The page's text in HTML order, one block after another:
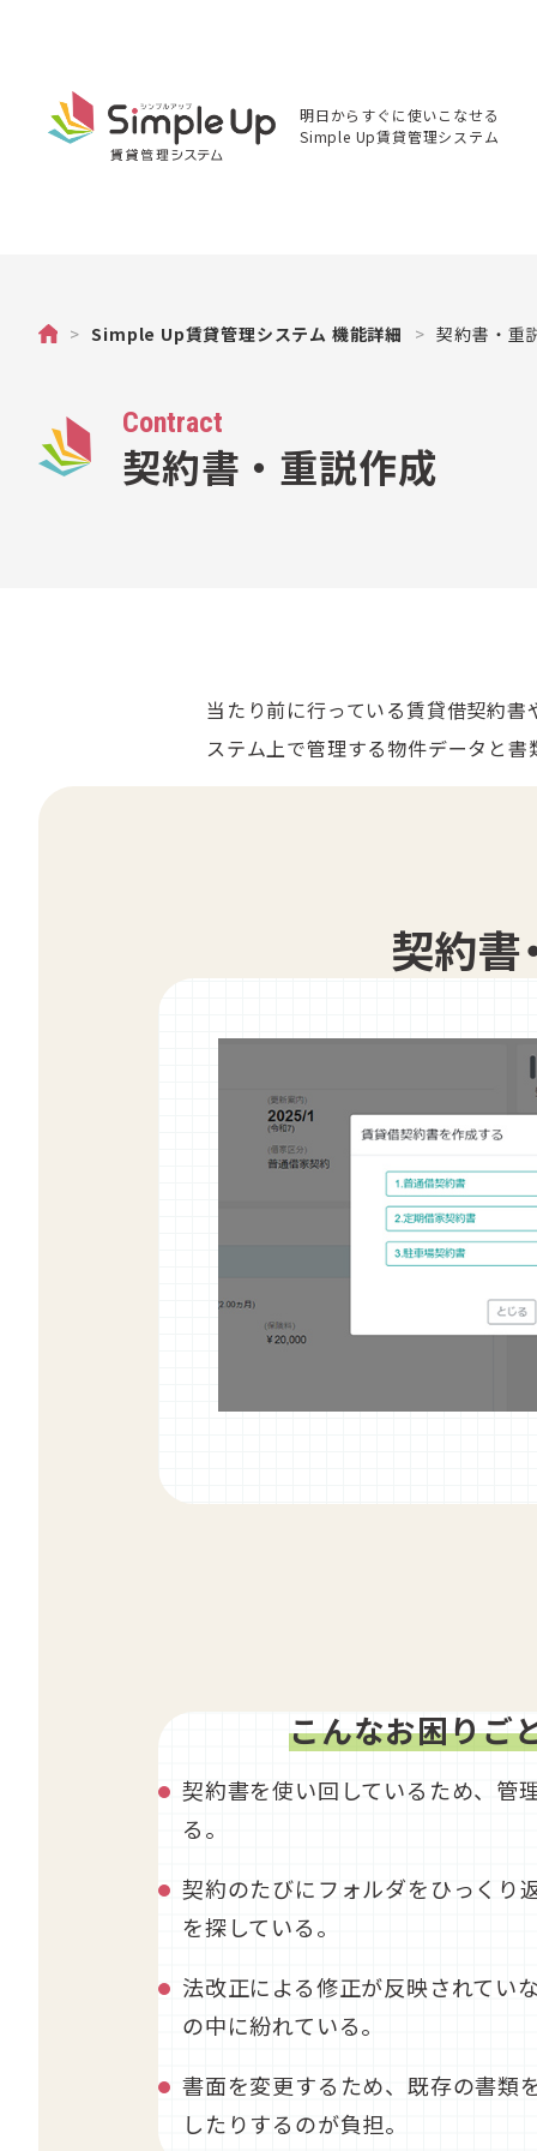
明日からすぐに使いこなせる
Simple Up賃貸管理システム
不動産
管理の
アッ
プ）賃
貸物件
> Simple Up賃貸管理システム 機能詳細 > 契約書・重
Contract
契約書・重説作成
当たり前に行っている賃貸借契約
ステム上で管理する物件データと
契約書
こんなお困りご
契約書を使い回しているため、管
る。
契約のたびにフォルダをひっくり
を探している。
法改正による修正が反映されてい
の中に紛れている。
書面を変更するため、既存の書類
したりするのが負担。